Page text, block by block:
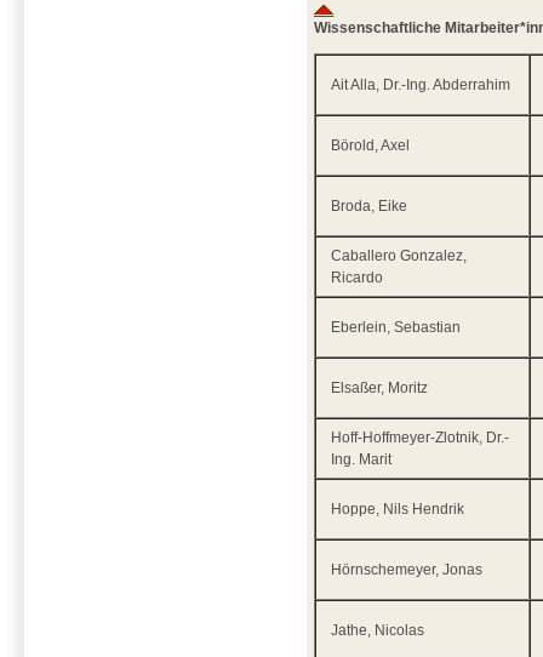
Wissenschaftliche
Ait Alla, Dr.-Ing. Abderrahim
Börold, Axel
Broda, Eike
Caballero Gonzalez,
Ricardo
Eberlein, Sebastian
Elsaßer, Moritz
Hoff-Hoffmeyer-Zlotnik, Dr.-
Ing. Marit
Hoppe, Nils Hendrik
Hörnschemeyer, Jonas
Jathe, Nicolas